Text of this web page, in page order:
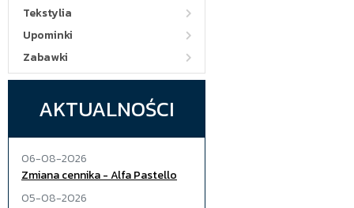
Tekstylia
Upominki
Zabawki
AKTUALNOŚCI
06-08-2026
Zmiana cennika - Alfa Pastello
05-08-2026